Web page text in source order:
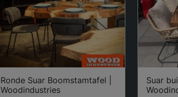
Ronde Suar Boomstamtafel |
Woodindustries
Suar